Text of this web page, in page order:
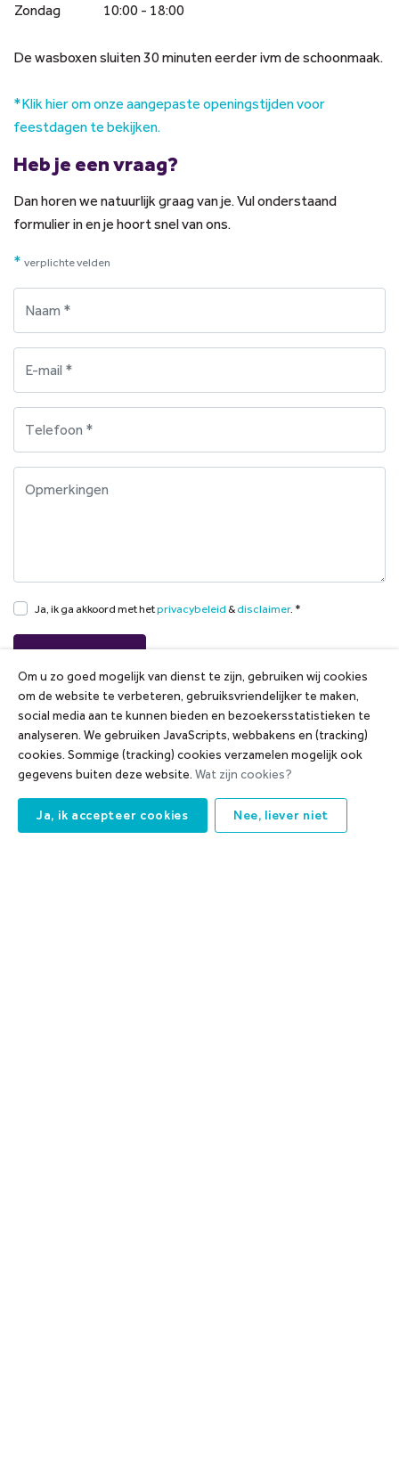
Zondag
10:00 - 18:00
De wasboxen sluiten 30 minuten eerder ivm de schoonmaak.
*Klik hier om onze aangepaste openingstijden voor
feestdagen te bekijken.
Heb je een vraag?
Dan horen we natuurlijk graag van je. Vul onderstaand
formulier in en je hoort snel van ons.
* verplichte velden
Ja, ik ga akkoord met hetprivacybeleid &disclaimer. *
Versturen
Om u zo goed mogelijk van dienst te zijn, gebruiken wij cookies
om de website te verbeteren, gebruiksvriendelijker te maken,
social media aan te kunnen bieden en bezoekersstatistieken te
analyseren. We gebruiken JavaScripts, webbakens en (tracking)
cookies. Sommige (tracking) cookies verzamelen mogelijk ook
gegevens buiten deze website. Wat zijn cookies?
Ja, ik accepteer cookies Nee, liever niet